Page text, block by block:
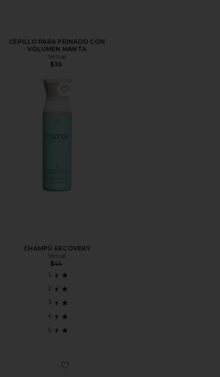
CEPILLO PARA PEINADO CON
VOLUMEN MANTA
Virtue
$36
Favorite CHAMPÚ RECOVERY
CHAMPÚ RECOVERY
Virtue
$44
Favorite MASCARA DE CABELLO POLISH